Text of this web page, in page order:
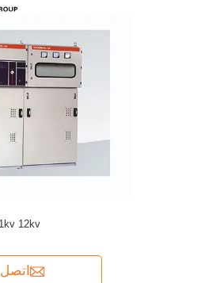
11kv 12kv توزيع الطاقة المفاتيح 3 المرحلة
اتصل